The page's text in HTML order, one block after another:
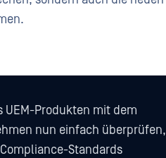
UEM-Produkten mit dem
nun einfach überprüfen,
Standards